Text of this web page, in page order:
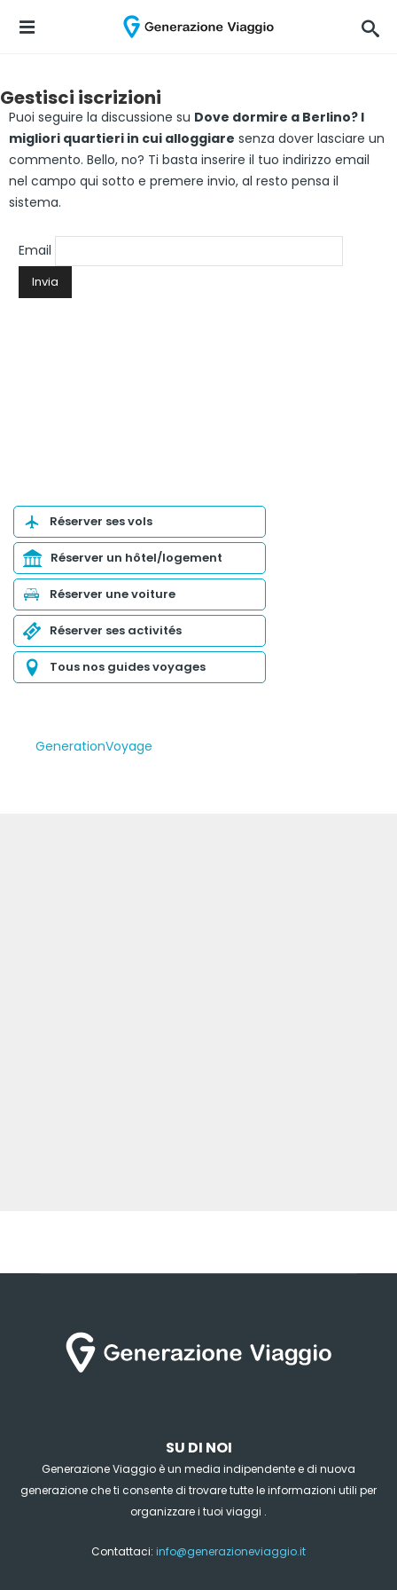
Gestisci iscrizioni
Puoi seguire la discussione su Dove dormire a Berlino? I
migliori quartieri in cui alloggiare senza dover lasciare un
commento. Bello, no? Ti basta inserire il tuo indirizzo email
nel campo qui sotto e premere invio, al resto pensa il
sistema.
Email
Réserver ses vols
Réserver un hôtel/logement
Réserver une voiture
Réserver ses activités
Tous nos guides voyages
GenerationVoyage
SU DI NOI
Generazione Viaggio è un media indipendente e di nuova
generazione che ti consente di trovare tutte le informazioni utili per
organizzare i tuoi viaggi .
Contattaci: info@generazioneviaggio.it